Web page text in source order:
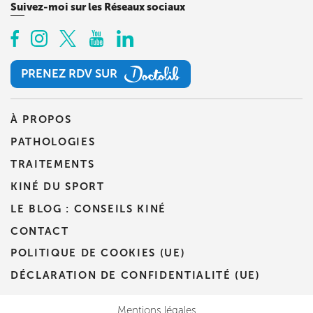
Suivez-moi sur les Réseaux sociaux
PRENEZ RDV SUR
PRENEZ RDV SUR
À PROPOS
PATHOLOGIES
TRAITEMENTS
KINÉ DU SPORT
LE BLOG : CONSEILS KINÉ
CONTACT
POLITIQUE DE COOKIES (UE)
DÉCLARATION DE CONFIDENTIALITÉ (UE)
Mentions légales
Prenez RDV sur